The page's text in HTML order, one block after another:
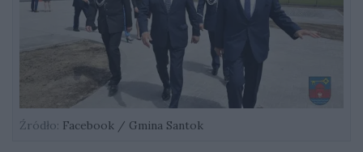
Źródło: Facebook / Gmina Santok